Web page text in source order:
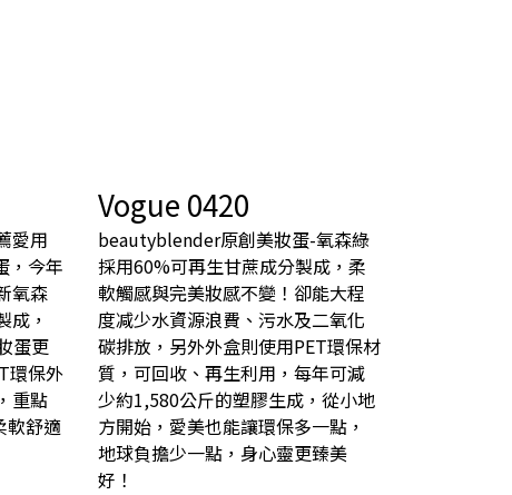
愛用
，今年
氧森
成，
蛋更
環保外
重點
軟舒適
Vogue 0420
beautyblender原創美妝蛋-氧森綠
採用60%可再生甘蔗成分製成，柔
軟觸感與完美妝感不變！卻能大程
度减少水資源浪費、污水及二氧化
碳排放，另外外盒則使用PET環保材
質，可回收、再生利用，每年可減
少約1,580公斤的塑膠生成，從小地
方開始，愛美也能讓環保多一點，
地球負擔少一點，身心靈更臻美
好！